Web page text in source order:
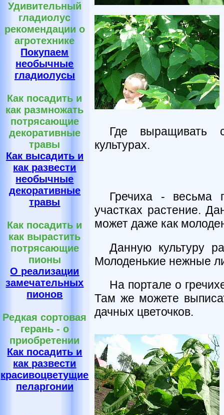
Удивительный
гладиолус
рекомендации о
агротехнике
Покупаем
необычные
гладиолусы
Как посадить и
как размножать
потрясающие
декоративные
травы
Как высадить и
как развести
необычные
декоративные
травы
Как посадить и
как вырастить
потрясающие
пионы
О реализации
замечательных
пионов
Редкая сортовая
герань - о
приобретении
Как посадить и
как развести
красивоцветущие
пеларгонии
Где выращивать
культурах.
Гречиха - весьма
участках растение.
может даже как
Данную культуру
Молоденькие нежные
На портале о
Там же можете
дачных цветочков.